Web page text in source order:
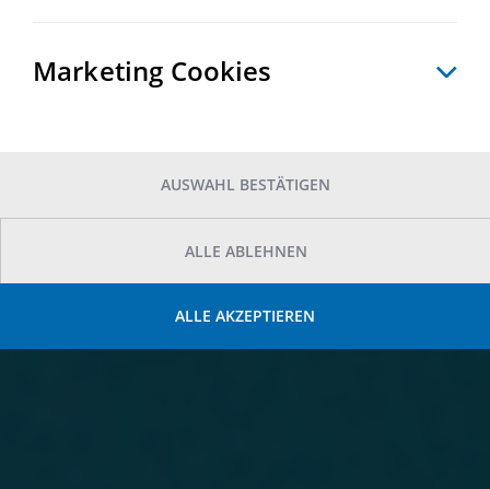
Marketing Cookies
AUSWAHL BESTÄTIGEN
ALLE ABLEHNEN
ALLE AKZEPTIEREN